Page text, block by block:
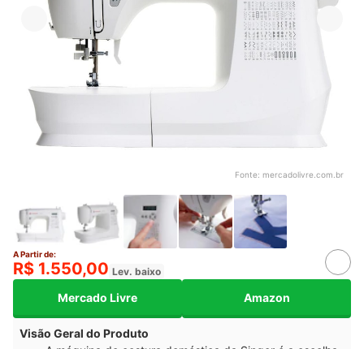
Fonte: mercadolivre.com.br
A Partir de:
R$ 1.550,00 Lev. baixo
Mercado Livre Amazon
Visão Geral do Produto